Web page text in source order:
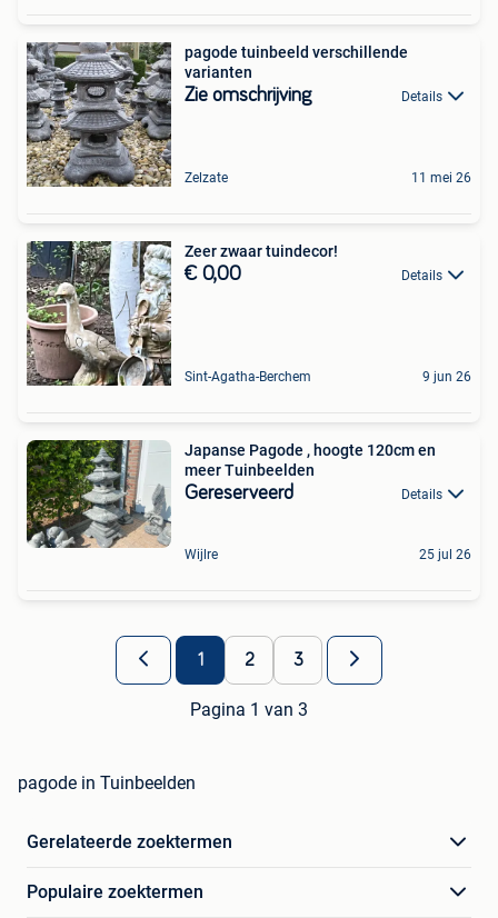
pagode tuinbeeld verschillende
varianten
Zie omschrijving Details
Zelzate 11 mei 26
Zeer zwaar tuindecor!
€ 0,00 Details
Sint-Agatha-Berchem 9 jun 26
Japanse Pagode , hoogte 120cm en
meer Tuinbeelden
Gereserveerd Details
Wijlre 25 jul 26
1 2 3
Pagina 1 van 3
pagode in Tuinbeelden
Gerelateerde zoektermen
Populaire zoektermen